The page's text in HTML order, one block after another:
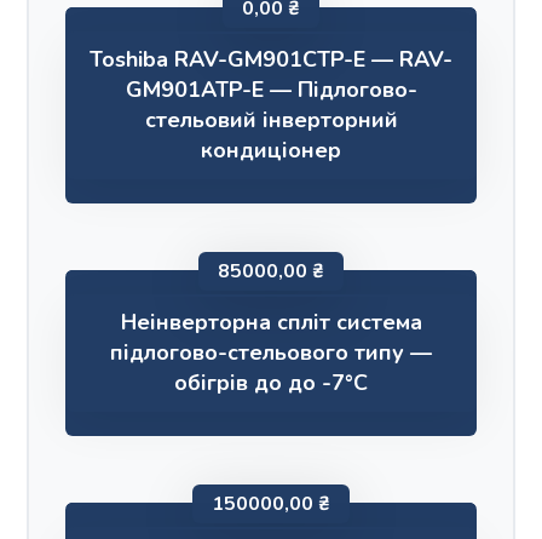
Toshiba RAV-GM901CTP-E — RAV-
GM901ATP-E — Підлогово-
стельовий інверторний
кондиціонер
0,00 ₴
Неінверторна спліт система
підлогово-стельового типу —
обігрів до до -7°С
85000,00 ₴
150000,00 ₴